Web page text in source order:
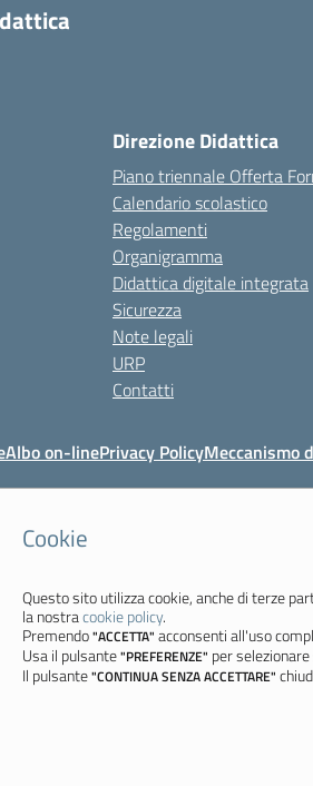
Cookie
Questo sito utilizza cookie, anche di terze
la nostracookie policy.
Premendo"ACCETTA" acconsenti all'uso
Usa il pulsante"PREFERENZE" per
Il pulsante"CONTINUA SENZA ACCETTARE"
Direzione Didattica
Piano triennale Offerta
Calendario scolastico
Regolamenti
Organigramma
Didattica digitale integrata
Sicurezza
Note legali
URP
Contatti
Albo on-linePrivacy PolicyMeccanismo
Vignola (MO) - Tel. 059 771117 - Fax
Ultimo